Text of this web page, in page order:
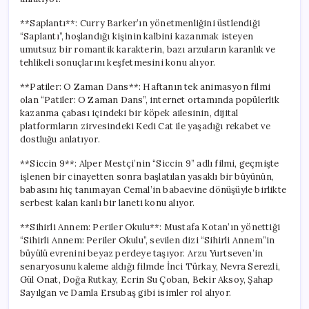
**Saplantı**: Curry Barker’ın yönetmenliğini üstlendiği
“Saplantı”, hoşlandığı kişinin kalbini kazanmak isteyen
umutsuz bir romantik karakterin, bazı arzuların karanlık ve
tehlikeli sonuçlarını keşfetmesini konu alıyor.
**Patiler: O Zaman Dans**: Haftanın tek animasyon filmi
olan “Patiler: O Zaman Dans”, internet ortamında popülerlik
kazanma çabası içindeki bir köpek ailesinin, dijital
platformların zirvesindeki Kedi Cat ile yaşadığı rekabet ve
dostluğu anlatıyor.
**Siccin 9**: Alper Mestçi’nin “Siccin 9” adlı filmi, geçmişte
işlenen bir cinayetten sonra başlatılan yasaklı bir büyünün,
babasını hiç tanımayan Cemal’in babaevine dönüşüyle birlikte
serbest kalan kanlı bir laneti konu alıyor.
**Sihirli Annem: Periler Okulu**: Mustafa Kotan’ın yönettiği
“Sihirli Annem: Periler Okulu”, sevilen dizi “Sihirli Annem”in
büyülü evrenini beyaz perdeye taşıyor. Arzu Yurtseven’in
senaryosunu kaleme aldığı filmde İnci Türkay, Nevra Serezli,
Gül Onat, Doğa Rutkay, Ecrin Su Çoban, Bekir Aksoy, Şahap
Sayılgan ve Damla Ersubaş gibi isimler rol alıyor.